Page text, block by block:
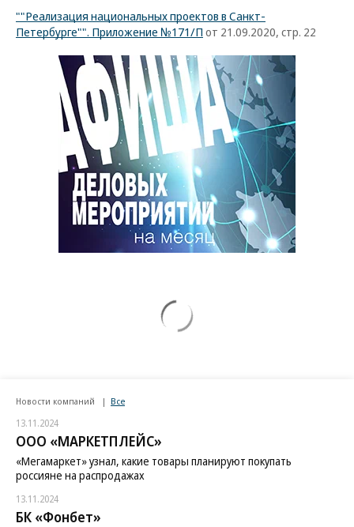
""Реализация национальных проектов в Санкт-
Петербурге"". Приложение №171/П от 21.09.2020, стр. 22
Новости компаний Все
13.11.2024
ООО «МАРКЕТПЛЕЙС»
«Мегамаркет» узнал, какие товары планируют покупать
россияне на распродажах
13.11.2024
БК «Фонбет»